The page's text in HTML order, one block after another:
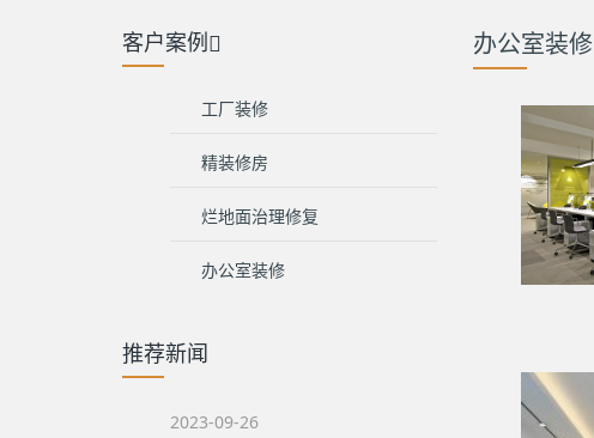
办公室装修
客户案例
工厂装修
精装修房
烂地面治理修复
办公室装修
推荐新闻
2023-09-26